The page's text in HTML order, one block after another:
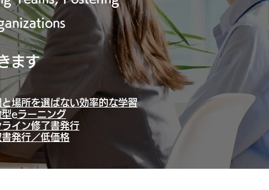
ます
場所を選ばない効率的な学習
eラーニング
イン修了書発行
発行／低価格